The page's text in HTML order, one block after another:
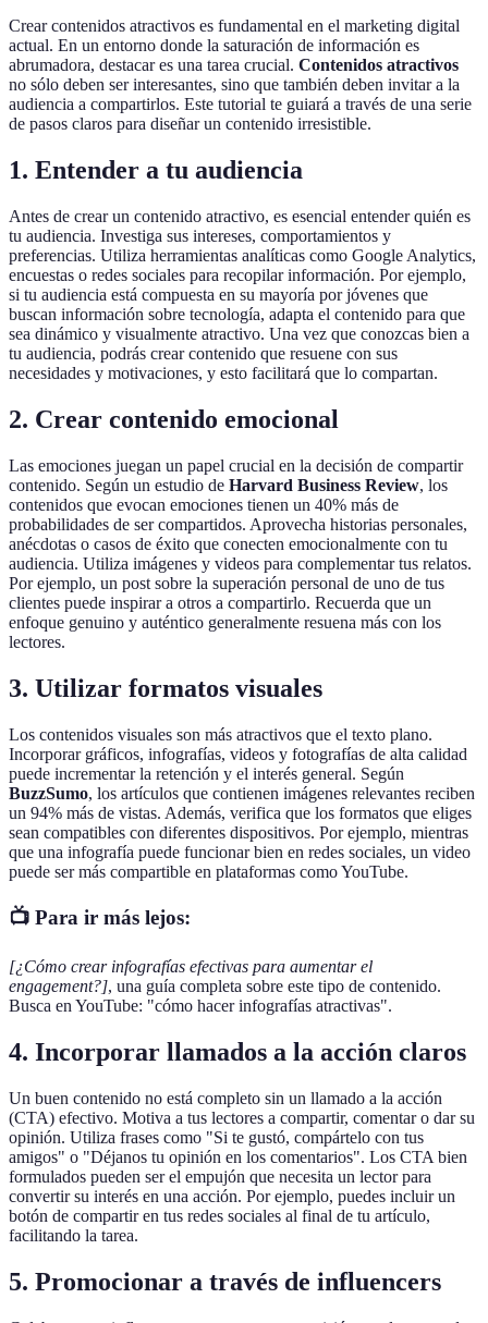
Crear contenidos atractivos es fundamental en el marketing digital
actual. En un entorno donde la saturación de información es
abrumadora, destacar es una tarea crucial. Contenidos atractivos
no sólo deben ser interesantes, sino que también deben invitar a la
audiencia a compartirlos. Este tutorial te guiará a través de una serie
de pasos claros para diseñar un contenido irresistible.
1. Entender a tu audiencia
Antes de crear un contenido atractivo, es esencial entender quién es
tu audiencia. Investiga sus intereses, comportamientos y
preferencias. Utiliza herramientas analíticas como Google Analytics,
encuestas o redes sociales para recopilar información. Por ejemplo,
si tu audiencia está compuesta en su mayoría por jóvenes que
buscan información sobre tecnología, adapta el contenido para que
sea dinámico y visualmente atractivo. Una vez que conozcas bien a
tu audiencia, podrás crear contenido que resuene con sus
necesidades y motivaciones, y esto facilitará que lo compartan.
2. Crear contenido emocional
Las emociones juegan un papel crucial en la decisión de compartir
contenido. Según un estudio de Harvard Business Review, los
contenidos que evocan emociones tienen un 40% más de
probabilidades de ser compartidos. Aprovecha historias personales,
anécdotas o casos de éxito que conecten emocionalmente con tu
audiencia. Utiliza imágenes y videos para complementar tus relatos.
Por ejemplo, un post sobre la superación personal de uno de tus
clientes puede inspirar a otros a compartirlo. Recuerda que un
enfoque genuino y auténtico generalmente resuena más con los
lectores.
3. Utilizar formatos visuales
Los contenidos visuales son más atractivos que el texto plano.
Incorporar gráficos, infografías, videos y fotografías de alta calidad
puede incrementar la retención y el interés general. Según
BuzzSumo, los artículos que contienen imágenes relevantes reciben
un 94% más de vistas. Además, verifica que los formatos que eliges
sean compatibles con diferentes dispositivos. Por ejemplo, mientras
que una infografía puede funcionar bien en redes sociales, un video
puede ser más compartible en plataformas como YouTube.
📺 Para ir más lejos:
[¿Cómo crear infografías efectivas para aumentar el
engagement?], una guía completa sobre este tipo de contenido.
Busca en YouTube: "cómo hacer infografías atractivas".
4. Incorporar llamados a la acción claros
Un buen contenido no está completo sin un llamado a la acción
(CTA) efectivo. Motiva a tus lectores a compartir, comentar o dar su
opinión. Utiliza frases como "Si te gustó, compártelo con tus
amigos" o "Déjanos tu opinión en los comentarios". Los CTA bien
formulados pueden ser el empujón que necesita un lector para
convertir su interés en una acción. Por ejemplo, puedes incluir un
botón de compartir en tus redes sociales al final de tu artículo,
facilitando la tarea.
5. Promocionar a través de influencers